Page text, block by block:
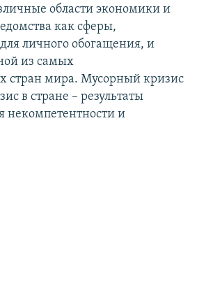
области экономики и
как сферы,
личного обогащения, и
из самых
стран мира. Мусорный кризис
в стране – результаты
некомпетентности и